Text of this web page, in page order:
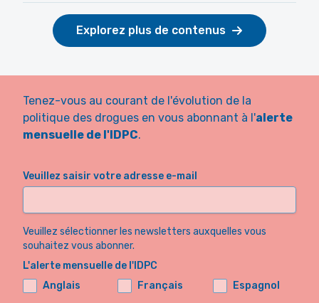
Explorez plus de contenus
Tenez-vous au courant de l'évolution de la
politique des drogues en vous abonnant à l'alerte
mensuelle de l'IDPC.
Veuillez saisir votre adresse e-mail
Veuillez sélectionner les newsletters auxquelles vous
souhaitez vous abonner.
L'alerte mensuelle de l'IDPC
Anglais
Français Espagnol